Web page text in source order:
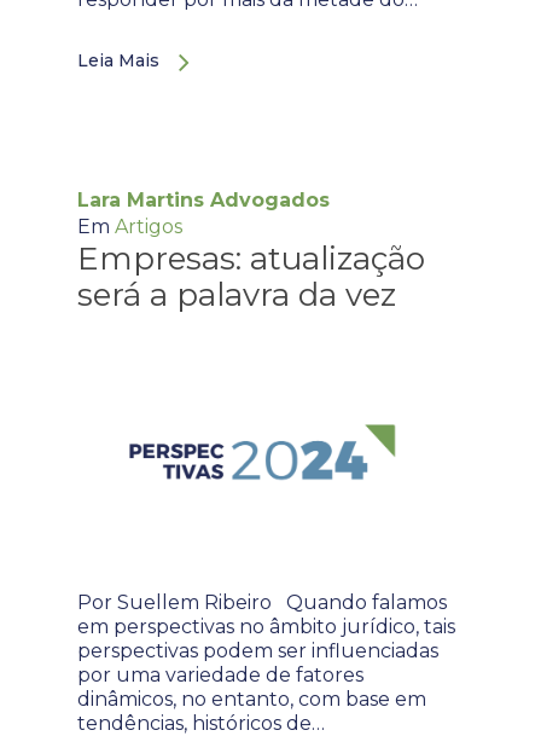
Leia Mais
Lara Martins Advogados
Em Artigos
Empresas: atualização
será a palavra da vez
Por Suellem Ribeiro Quando falamos
em perspectivas no âmbito jurídico, tais
perspectivas podem ser influenciadas
por uma variedade de fatores
dinâmicos, no entanto, com base em
tendências, históricos de…